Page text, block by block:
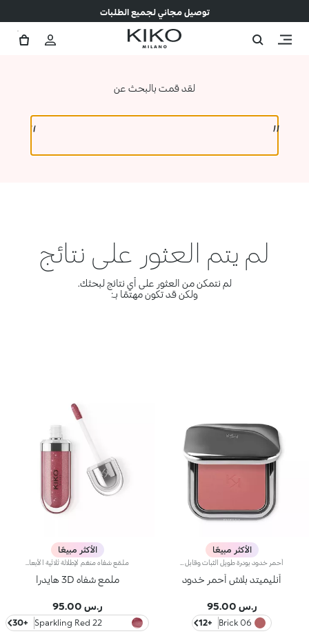
توصيل مجاني لجميع الطلبات
لقد قمت بالبحث عن
لم يتم العثور على نتائج
لم نتمكن من العثور على أي نتائج لبحثك.
ولكن قد تكون مهتمًا بـ:
الأكثر مبيعًا
أنليميتد بلاش أحمر خدود
ر.س 95.00
06 Brick
+12
الأكثر مبيعًا
ملمع شفاه 3D هايدرا
ر.س 95.00
22 Sparkling Red
Garnet
+30